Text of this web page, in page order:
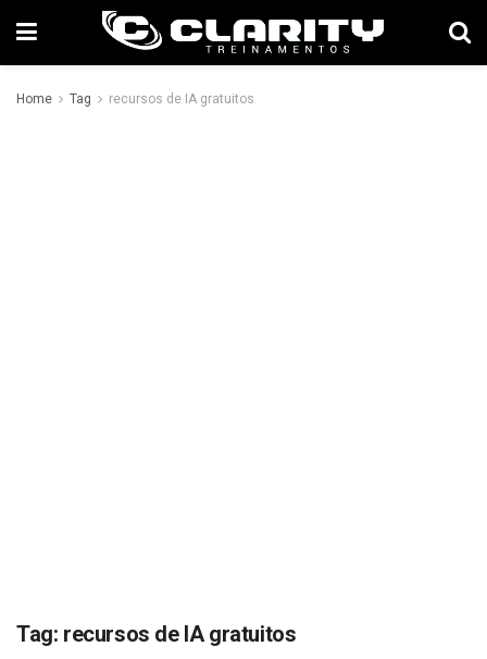
Home Tag recursos de IA gratuitos
Tag: recursos de IA gratuitos